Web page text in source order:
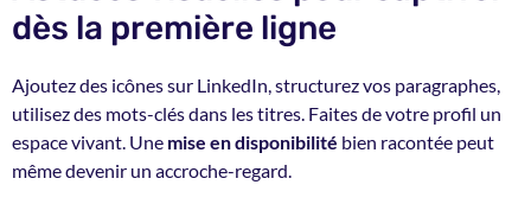
dès la première ligne
Ajoutez des icônes sur LinkedIn, structurez vos paragraphes,
utilisez des mots-clés dans les titres. Faites de votre profil un
espace vivant. Une mise en disponibilité bien racontée peut
même devenir un accroche-regard.